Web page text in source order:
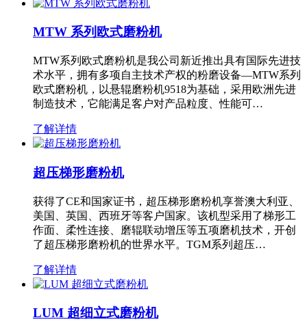
MTW 系列欧式磨粉机
MTW系列欧式磨粉机是我公司新近推出具有国际先进技
术水平，拥有多项自主技术产权的粉磨设备—MTW系列
欧式磨粉机，以悬辊磨粉机9518为基础，采用欧洲先进
制造技术，它能满足客户对产品粒度、性能可…
了解详情
超压梯形磨粉机
获得了CE和国家证书，超压梯形磨粉机享誉澳大利亚、
美国、英国、西班牙等客户国家。该机型采用了梯形工
作面、柔性连接、磨辊联动增压等五项磨机技术，开创
了超压梯形磨粉机的世界水平。TGM系列超压…
了解详情
LUM 超细立式磨粉机